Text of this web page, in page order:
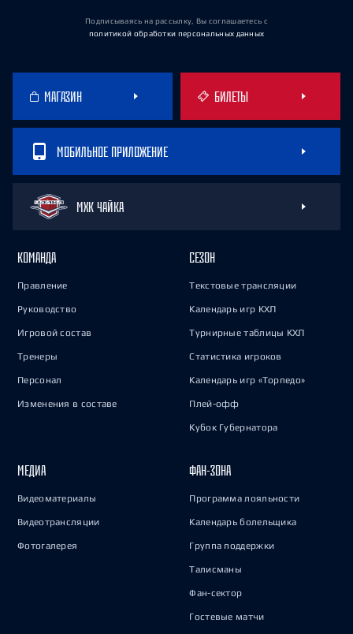
Подписываясь на рассылку, Вы соглашаетесь с
политикой обработки персональных данных
МАГАЗИН БИЛЕТЫ
МОБИЛЬНОЕ ПРИЛОЖЕНИЕ
МХК ЧАЙКА
КОМАНДА
Правление
Руководство
Игровой состав
Тренеры
Персонал
Изменения в составе
СЕЗОН
Текстовые трансляции
Календарь игр КХЛ
Турнирные таблицы КХЛ
Статистика игроков
Календарь игр «Торпедо»
Плей-офф
Кубок Губернатора
МЕДИА
Видеоматериалы
Видеотрансляции
Фотогалерея
ФАН-ЗОНА
Программа лояльности
Календарь болельщика
Группа поддержки
Талисманы
Фан-сектор
Гостевые матчи